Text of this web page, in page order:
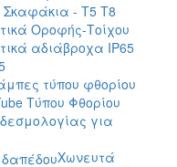
- Τ5 T8
Οροφής-Τοίχου
αδιάβροχα IP65
τύπου φθορίου
Τύπου Φθορίου
για
Χωνευτά